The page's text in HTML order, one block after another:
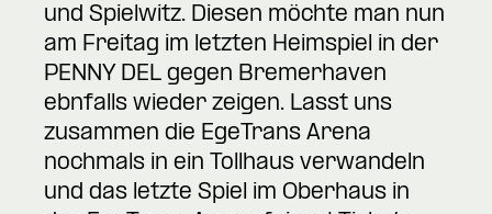
und Spielwitz. Diesen möchte man nun
am Freitag im letzten Heimspiel in der
PENNY DEL gegen Bremerhaven
ebnfalls wieder zeigen. Lasst uns
zusammen die EgeTrans Arena
nochmals in ein Tollhaus verwandeln
und das letzte Spiel im Oberhaus in